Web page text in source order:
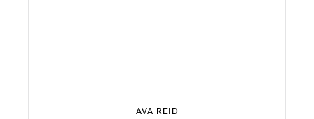
AVA REID